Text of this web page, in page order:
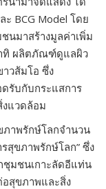
BCG Model โดย
นมาสร้างมูลค่าเพิ่ม
ทิ ผลิตภัณฑ์ดูแลผิว
วส้มโอ ซึ่ง
รับกับกระแสการ
แวดล้อม
ภาพรักษ์โลกจำนวน
สุขภาพรักษ์โลก” ซึ่ง
มชนเกาะลัดอีแท่น
สุขภาพและสิ่ง